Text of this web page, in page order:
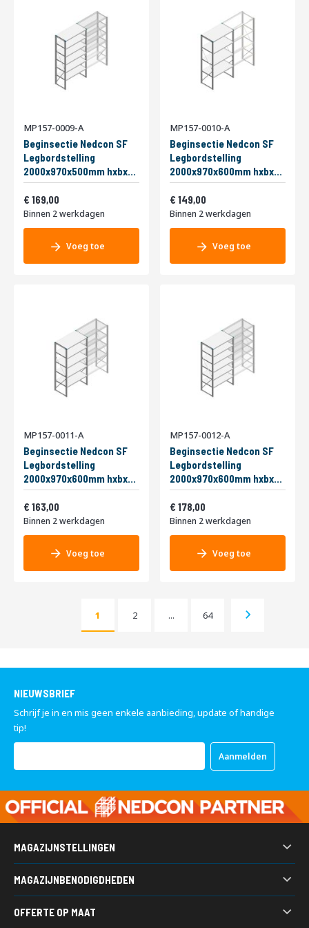
MP157-0009-A
Beginsectie Nedcon SF
Legbordstelling
2000x970x500mm hxbxd
6 niveaus Metaal Verzinkt
200kg Enkel
Vanaf
169,00
Binnen 2 werkdagen
Voeg toe
MP157-0010-A
Beginsectie Nedcon SF
Legbordstelling
2000x970x600mm hxbxd
4 niveaus Metaal Verzinkt
200kg Enkel
Vanaf
149,00
Binnen 2 werkdagen
Voeg toe
MP157-0011-A
Beginsectie Nedcon SF
Legbordstelling
2000x970x600mm hxbxd
5 niveaus Metaal Verzinkt
200kg Enkel
Vanaf
163,00
Binnen 2 werkdagen
Voeg toe
MP157-0012-A
Beginsectie Nedcon SF
Legbordstelling
2000x970x600mm hxbxd
6 niveaus Metaal Verzinkt
200kg Enkel
Vanaf
178,00
Binnen 2 werkdagen
Voeg toe
Pagina
U lees momenteel pagina
1 Pagina
2 ... Pagina
64 Pagina
Volgende
NIEUWSBRIEF
Schrijf je in en mis geen enkele aanbieding, update of handige
tip!
Abonneer
op
nieuwsbrief
Aanmelden
MAGAZIJNSTELLINGEN
Grootvakstellingen
MAGAZIJNBENODIGDHEDEN
OFFERTE OP MAAT